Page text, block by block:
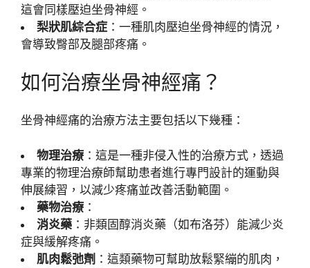
這會同樣壓迫坐骨神經。
梨狀肌綜合症 ：一種肌肉壓迫坐骨神經的情況，
會導致臀部及腿部疼痛。
如何治療坐骨神經痛？
坐骨神經痛的治療方法主要包括以下幾種：
物理治療：這是一種非侵入性的治療方式，透過
專業的物理治療師幫助患者進行專門設計的運動與
伸展練習，以減少疼痛並改善活動範圍。
藥物治療：
消炎藥 ：非類固醇消炎藥（如布洛芬）能減少炎
症與緩解疼痛。
肌肉鬆弛劑 ：這類藥物可幫助放鬆緊繃的肌肉，